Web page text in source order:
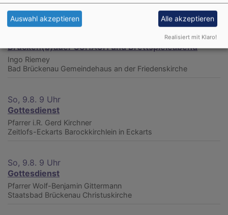
Ohne Ort
Brücken(b)auer SCHACH und Brettspieleabend
Ingo Riemey
Bad Brückenau Gemeindehaus an der Friedenskirche
So, 9.8. 9 Uhr
Gottesdienst
Pfarrer i.R. Gerd Kirchner
Zeitlofs-Eckarts Barockkirchlein in Eckarts
So, 9.8. 9 Uhr
Gottesdienst
Pfarrer Wolf-Benjamin Gittermann
Staatsbad Brückenau Christuskirche
Auswahl akzeptieren Alle akzeptieren
Realisiert mit Klaro!